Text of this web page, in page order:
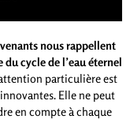
nous rappellent
cycle de l’eau éternel
particulière est
Elle ne peut
en compte à chaque